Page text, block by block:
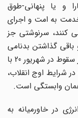
یا پنهانی-طوق
به امت و اجرای
سرنوشتی جز
گذاشتن بدنامی
و لعن و نفرین ندارند. تبعید رضاخان بعد از سقوط در شهریور 20 با
اوج انقلاب،
وابستگی است.
در خاورمیانه به